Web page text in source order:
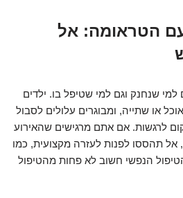
עם הטראומה: אל
שנחנק וגם למי שטיפל בו. ילדים
או שתייה, ומבוגרים עלולים לסבול
לרגשות. אם אתם מרגישים שהאירוע
תהססו לפנות לעזרה מקצועית, כמו
הטיפול הנפשי חשוב לא פחות מהטיפול